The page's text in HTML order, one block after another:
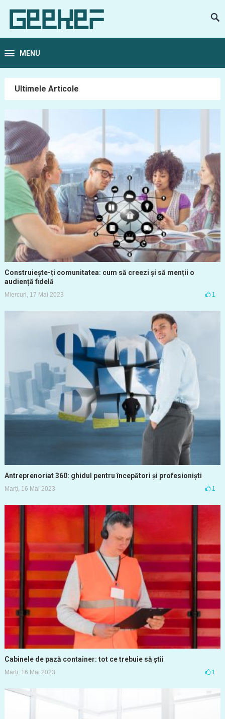
MENU
Ultimele Articole
Construiește-ți comunitatea: cum să creezi și să menții o
audiență fidelă
Miercuri, 17 Mai 2023 1
Antreprenoriat 360: ghidul pentru începători și profesioniști
Marți, 16 Mai 2023 1
Cabinele de pază container: tot ce trebuie să știi
Marți, 16 Mai 2023 1